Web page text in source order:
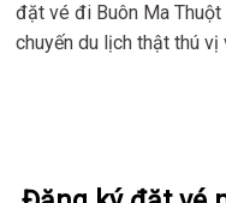
đặt vé đi Buôn Ma
chuyến du lịch thật thú vị